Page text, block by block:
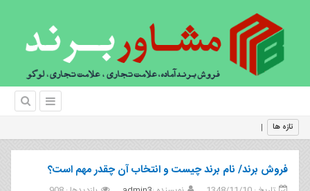
تازه ها فروش برند؛برندتجا
فروش برند/ نام برند چیست و انتخاب آن چقدر مهم است؟